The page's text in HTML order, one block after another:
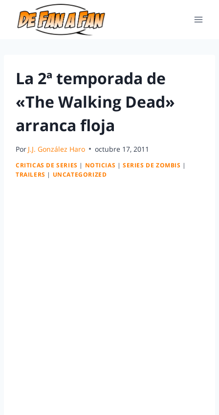
La 2ª temporada de
«The Walking Dead»
arranca floja
Por J.J. González Haro octubre 17, 2011
CRITICAS DE SERIES | NOTICIAS |SERIES DE ZOMBIS |
TRAILERS | UNCATEGORIZED